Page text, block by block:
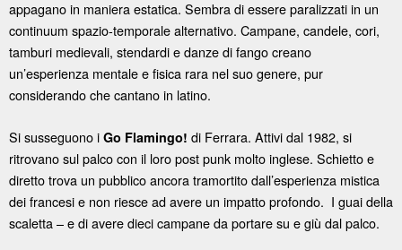
appagano in maniera estatica. Sembra di essere paralizzati in un
continuum spazio-temporale alternativo. Campane, candele, cori,
tamburi medievali, stendardi e danze di fango creano
un’esperienza mentale e fisica rara nel suo genere, pur
considerando che cantano in latino.
Si susseguono i Go Flamingo! di Ferrara. Attivi dal 1982, si
ritrovano sul palco con il loro post punk molto inglese. Schietto e
diretto trova un pubblico ancora tramortito dall’esperienza mistica
dei francesi e non riesce ad avere un impatto profondo. I guai della
scaletta – e di avere dieci campane da portare su e giù dal palco.